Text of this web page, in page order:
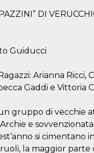
DI
Guiducci
Arianna Ricci,
Gaddi e Vittoria
gruppo di vecchie
e
si cimentano
la maggior parte